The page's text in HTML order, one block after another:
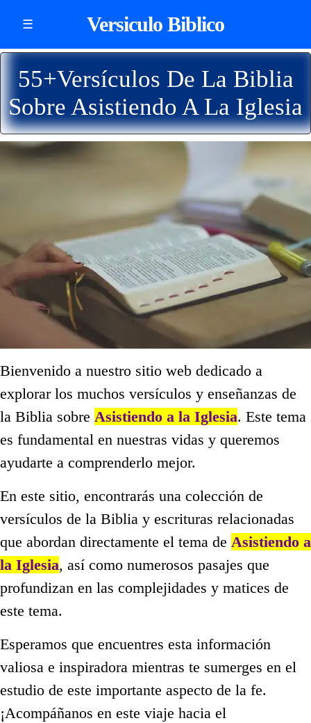
☰ Versiculo Biblico
55+Versículos De La Biblia
Sobre Asistiendo A La Iglesia
Bienvenido a nuestro sitio web dedicado a
explorar los muchos versículos y enseñanzas de
la Biblia sobre Asistiendo a la Iglesia. Este tema
es fundamental en nuestras vidas y queremos
ayudarte a comprenderlo mejor.
En este sitio, encontrarás una colección de
versículos de la Biblia y escrituras relacionadas
que abordan directamente el tema de Asistiendo a
la Iglesia, así como numerosos pasajes que
profundizan en las complejidades y matices de
este tema.
Esperamos que encuentres esta información
valiosa e inspiradora mientras te sumerges en el
estudio de este importante aspecto de la fe.
¡Acompáñanos en este viaje hacia el